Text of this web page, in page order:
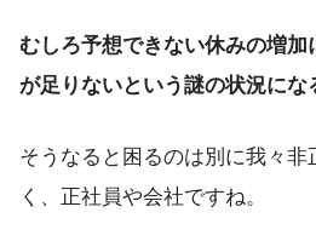
むしろ予想できない休みの増
が足りないという謎の状況にな
そうなると困るのは別に我々
く、正社員や会社ですね。